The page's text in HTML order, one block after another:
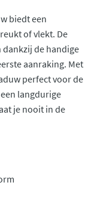
biedt een
of vlekt. De
dankzij de handige
aanraking. Met
perfect voor de
langdurige
je nooit in de